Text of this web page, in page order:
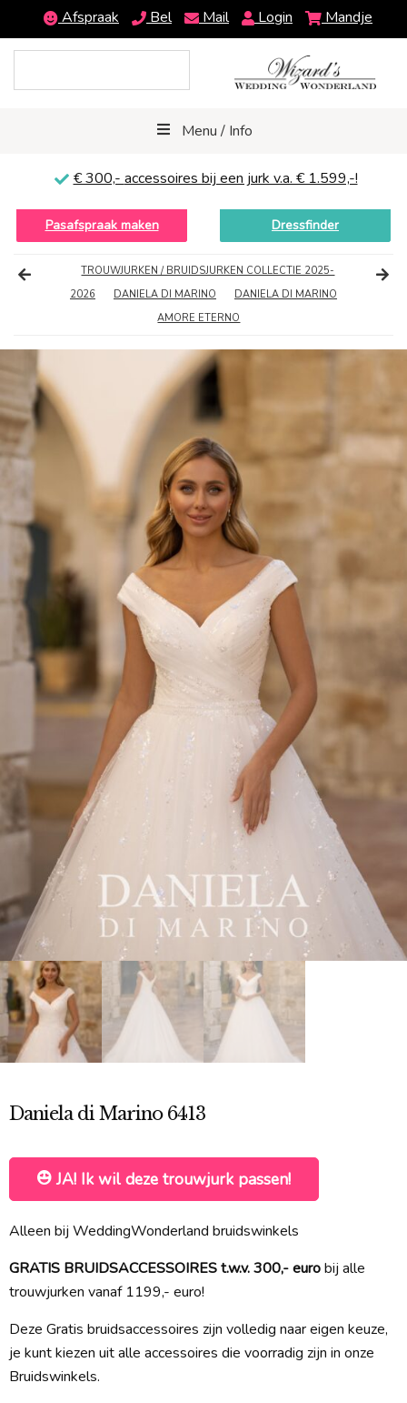
Afspraak Bel Mail Login Mandje
Menu / Info
€ 300,- accessoires bij een jurk v.a. € 1.599,-!
Pasafspraak maken Dressfinder
TROUWJURKEN / BRUIDSJURKEN COLLECTIE 2025-
2026
DANIELA DI MARINO
DANIELA DI MARINO
AMORE ETERNO
Daniela di Marino 6413
JA! Ik wil deze trouwjurk passen!
Alleen bij WeddingWonderland bruidswinkels
GRATIS BRUIDSACCESSOIRES t.w.v. 300,- eurobij alle
trouwjurken vanaf 1199,- euro!
Deze Gratis bruidsaccessoires zijn volledig naar eigen keuze,
je kunt kiezen uit alle accessoires die voorradig zijn in onze
Bruidswinkels.